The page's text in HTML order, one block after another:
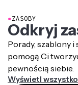
wydrukowania i
Nie ma żadnych
kolorowania
różnych
zmian.
●ZASOBY
Odkryj
Porady, szablony
pomogą Ci
pewnością siebie.
Wyświetl wszystko